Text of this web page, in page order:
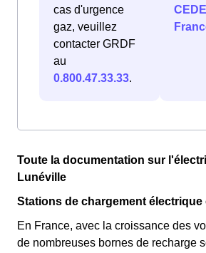
cas d'urgence
gaz, veuillez
contacter GRDF
au
0.800.47.33.33.
Toute la documentation sur
Lunéville
Stations de chargement électrique
En France, avec la croissance des
de nombreuses bornes de recharge